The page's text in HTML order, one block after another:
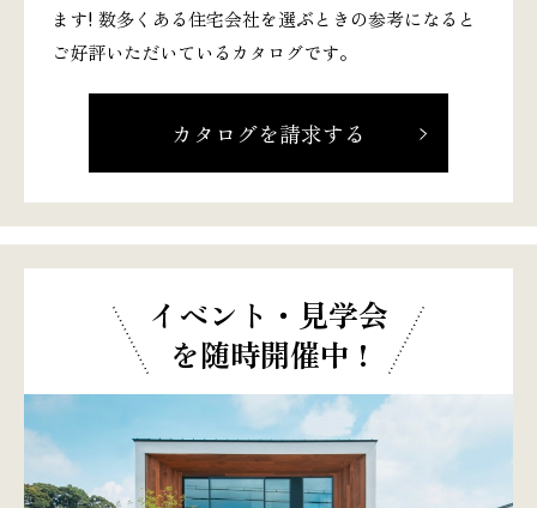
ます! 数多くある住宅会社を選ぶときの参考になると
ご好評いただいているカタログです。
カタログを請求する
イベント・見学会
を随時開催中 !